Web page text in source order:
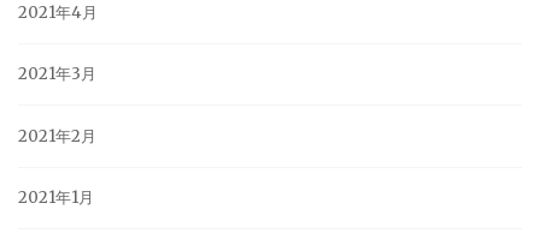
2021年4月
2021年3月
2021年2月
2021年1月